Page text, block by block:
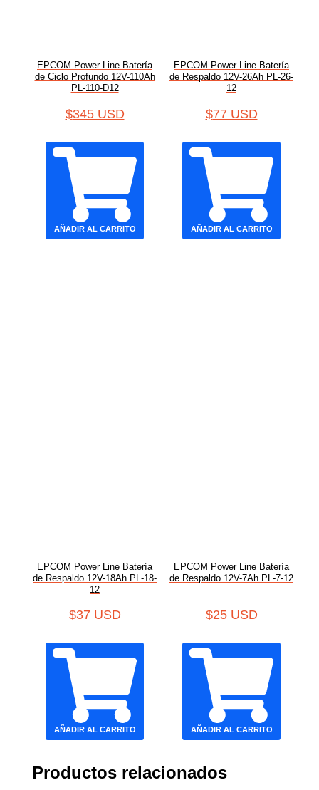
EPCOM Power Line Batería
de Ciclo Profundo 12V-110Ah
PL-110-D12
$345 USD
AÑADIR AL CARRITO
EPCOM Power Line Batería
de Respaldo 12V-26Ah PL-26-
12
$77 USD
AÑADIR AL CARRITO
EPCOM Power Line Batería
de Respaldo 12V-18Ah PL-18-
12
$37 USD
AÑADIR AL CARRITO
EPCOM Power Line Batería
de Respaldo 12V-7Ah PL-7-12
$25 USD
AÑADIR AL CARRITO
Productos relacionados